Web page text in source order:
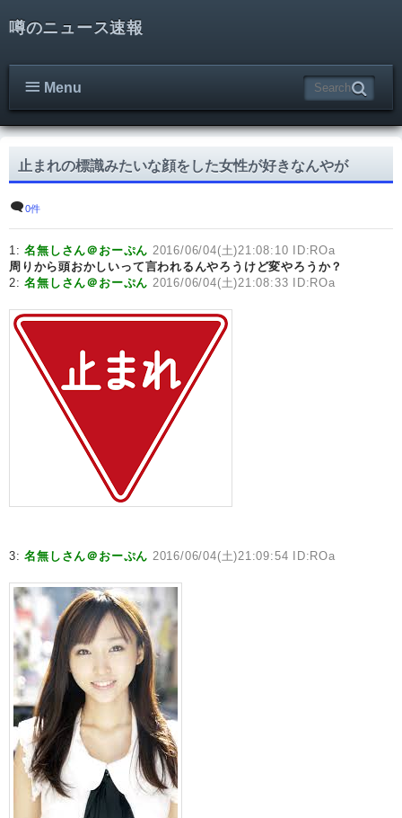
噂のニュース速報
Menu
止まれの標識みたいな顔をした女性が好きなんやが
0件
1:名無しさん＠おーぷん 2016/06/04(土)21:08:10 ID:ROa
周りから頭おかしいって言われるんやろうけど変やろうか？
2:名無しさん＠おーぷん 2016/06/04(土)21:08:33 ID:ROa
3:名無しさん＠おーぷん 2016/06/04(土)21:09:54 ID:ROa